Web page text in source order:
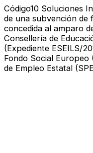
Código10 Soluciones
de una subvención de
concedida al amparo
Consellería de
(Expediente ESEILS/
Fondo Social
de Empleo Estatal